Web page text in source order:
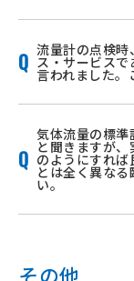
流量計の点検時
ス・サービスで
言われました。
気体流量の標準
と聞きますが
のようにすれ
とは全く異な
い。
その他